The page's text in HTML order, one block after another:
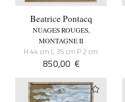
Beatrice Pontacq
NUAGES ROUGES,
MONTAGNE II
H 44 cm L 35 cm P 2 cm
850,00 €